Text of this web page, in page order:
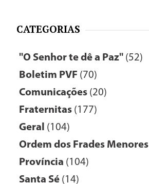
CATEGORIAS
"O Senhor te dê a Paz" (52)
Boletim PVF (70)
Comunicações (20)
Fraternitas (177)
Geral (104)
Ordem dos Frades Menores
Província (104)
Santa Sé (14)